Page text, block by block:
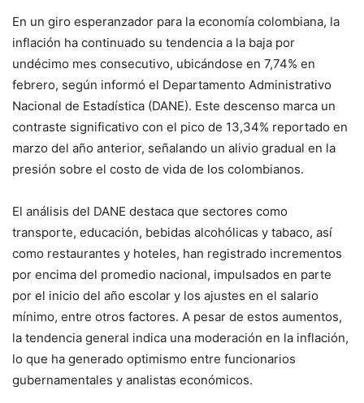
En un giro esperanzador para la economía colombiana, la
inflación ha continuado su tendencia a la baja por
undécimo mes consecutivo, ubicándose en 7,74% en
febrero, según informó el Departamento Administrativo
Nacional de Estadística (DANE). Este descenso marca un
contraste significativo con el pico de 13,34% reportado en
marzo del año anterior, señalando un alivio gradual en la
presión sobre el costo de vida de los colombianos.
El análisis del DANE destaca que sectores como
transporte, educación, bebidas alcohólicas y tabaco, así
como restaurantes y hoteles, han registrado incrementos
por encima del promedio nacional, impulsados en parte
por el inicio del año escolar y los ajustes en el salario
mínimo, entre otros factores. A pesar de estos aumentos,
la tendencia general indica una moderación en la inflación,
lo que ha generado optimismo entre funcionarios
gubernamentales y analistas económicos.